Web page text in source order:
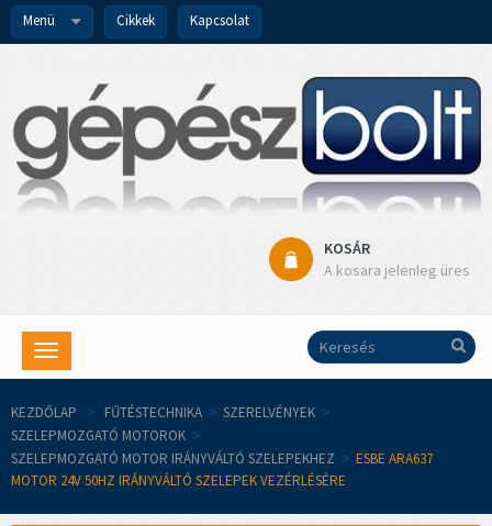
Menü Cikkek Kapcsolat
KOSÁR
A kosara jelenleg üres
Toggle
navigation
KEZDŐLAP > FŰTÉSTECHNIKA > SZERELVÉNYEK >
SZELEPMOZGATÓ MOTOROK >
SZELEPMOZGATÓ MOTOR IRÁNYVÁLTÓ SZELEPEKHEZ > ESBE ARA637
MOTOR 24V 50HZ IRÁNYVÁLTÓ SZELEPEK VEZÉRLÉSÉRE